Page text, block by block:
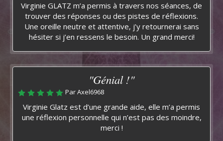
Virginie GLATZ m’a permis à travers nos séances, de
trouver des réponses ou des pistes de réflexions.
Une oreille neutre et attentive, j’y retournerai sans
hésiter si j’en ressens le besoin. Un grand merci!
"Génial !"
Par Axel6968
Virginie Glatz est d’une grande aide, elle m’a permis
une réflexion personnelle qui n’est pas des moindre,
merci !